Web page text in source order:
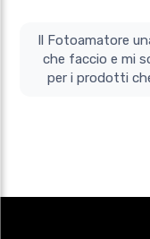
Il Fotoamatore
che faccio e mi
per i prodotti